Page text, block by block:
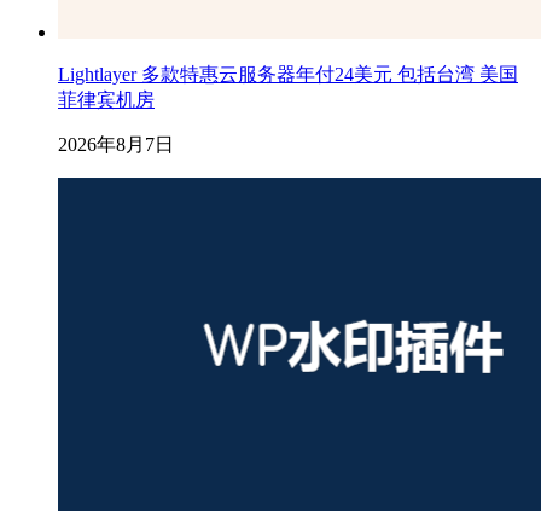
Lightlayer 多款特惠云服务器年付24美元 包括台湾 美国
菲律宾机房
2026年8月7日